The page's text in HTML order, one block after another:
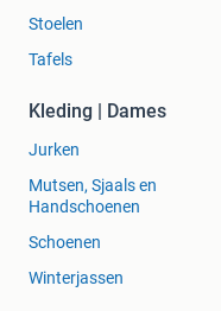
Stoelen
Tafels
Kleding | Dames
Jurken
Mutsen, Sjaals en
Handschoenen
Schoenen
Winterjassen